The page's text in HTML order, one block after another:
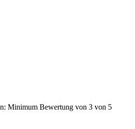
Minimum Bewertung von 3 von 5